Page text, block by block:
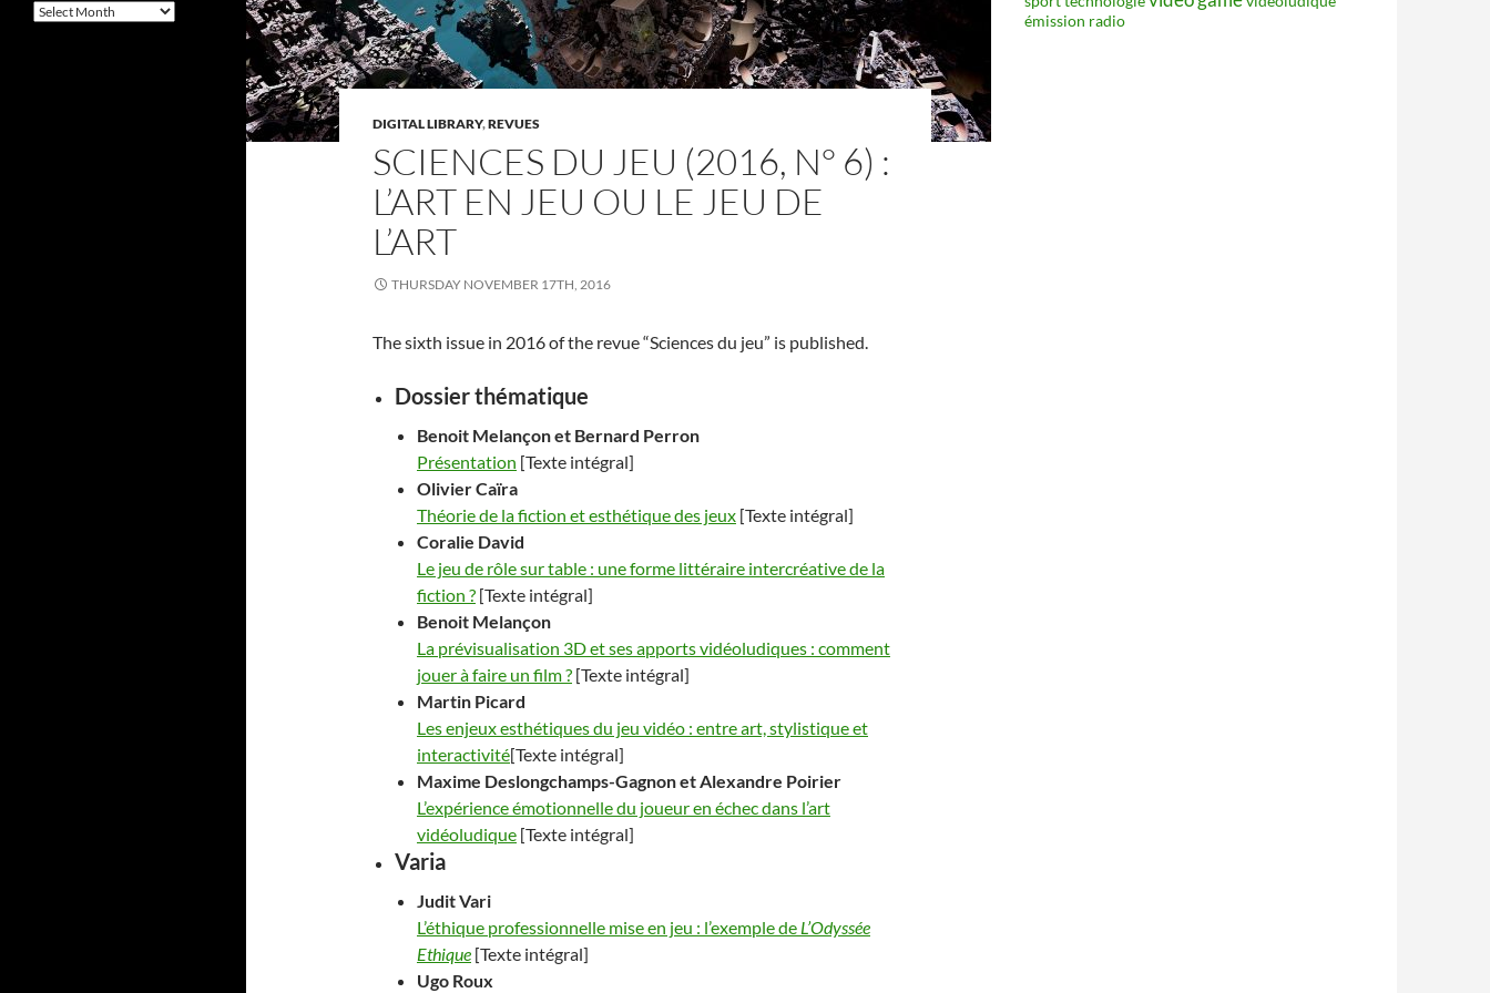
DIGITAL LIBRARY,REVUES
SCIENCES DU JEU (2016, N° 6) :
L’ART EN JEU OU LE JEU DE
L’ART
THURSDAY NOVEMBER 17TH, 2016
The sixth issue in 2016 of the revue “Sciences du jeu” is published.
Dossier thématique
Benoit Melançonet Bernard Perron
Présentation [Texte intégral]
OlivierCaïra
Théorie de la fiction et esthétique des jeux [Texte intégral]
Coralie David
Le jeu de rôle sur table : une forme littéraire intercréative de la
fiction ? [Texte intégral]
Benoit Melançon
La prévisualisation 3D et ses apports vidéoludiques : comment
jouer à faire un film ? [Texte intégral]
Martin Picard
Les enjeux esthétiques du jeu vidéo : entre art, stylistique et
interactivité[Texte intégral]
Maxime Deslongchamps-Gagnonet Alexandre Poirier
L’expérience émotionnelle du joueur en échec dans l’art
vidéoludique [Texte intégral]
Varia
JuditVari
L’éthique professionnelle mise en jeu : l’exemple de L’Odyssée
Ethique [Texte intégral]
Ugo Roux
émission radio
Archives